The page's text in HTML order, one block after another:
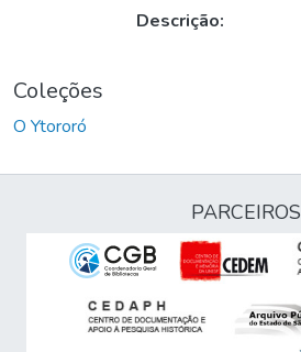
Descrição:
Coleções
O Ytororó
PARCEIROS